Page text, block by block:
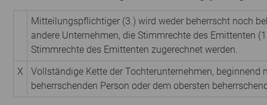
Mitteilungspflichtiger (3.) wird weder beherrscht noch
andere Unternehmen, die Stimmrechte des Emittenten
Stimmrechte des Emittenten zugerechnet werden.
X
Vollständige Kette der Tochterunternehmen, beginnend
beherrschenden Person oder dem obersten